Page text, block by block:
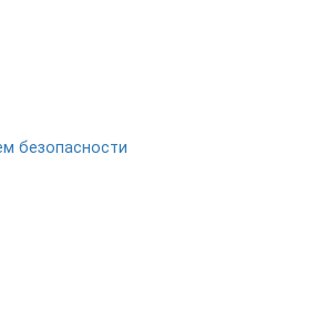
безопасности